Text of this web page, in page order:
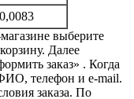
0,0083
выберите
Далее
заказ» . Когда
телефон и e-mail.
заказа. По